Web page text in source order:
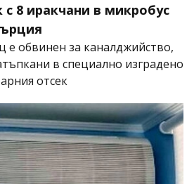
с 8 иракчани в микробус
е обвинен за каналджийство,
в специално изградено
отсек